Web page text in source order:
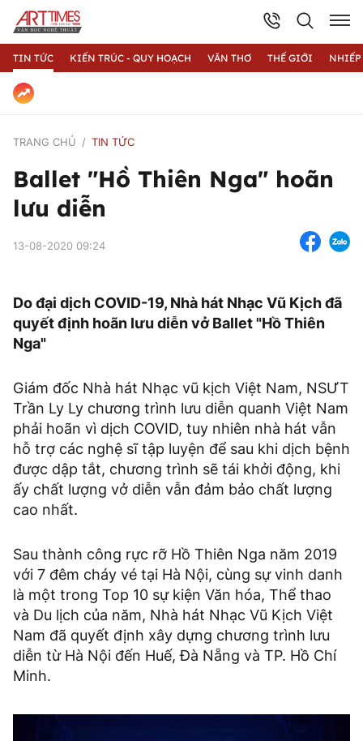
TIN TỨC KIẾN TRÚC - QUY HOẠCH VĂN THƠ THẾ GIỚI
TRANG CHỦ TIN TỨC
Ballet "Hồ Thiên Nga" hoãn
lưu diễn
13-08-2020 09:24
Do đại dịch COVID-19, Nhà hát Nhạc Vũ Kịch đã
quyết định hoãn lưu diễn vở Ballet "Hồ Thiên
Nga"
Giám đốc Nhà hát Nhạc vũ kịch Việt Nam, NSƯT
Trần Ly Ly chương trình lưu diễn quanh Việt Nam
phải hoãn vì dịch COVID, tuy nhiên nhà hát vẫn
hỗ trợ các nghệ sĩ tập luyện để sau khi dịch bệnh
được dập tắt, chương trình sẽ tái khởi động, khi
ấy chất lượng vở diễn vẫn đảm bảo chất lượng
cao nhất.
Sau thành công rực rỡ Hồ Thiên Nga năm 2019
với 7 đêm cháy vé tại Hà Nội, cùng sự vinh danh
là một trong Top 10 sự kiện Văn hóa, Thể thao
và Du lịch của năm, Nhà hát Nhạc Vũ Kịch Việt
Nam đã quyết định xây dựng chương trình lưu
diễn từ Hà Nội đến Huế, Đà Nẵng và TP. Hồ Chí
Minh.